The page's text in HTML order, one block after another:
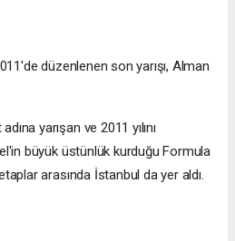
düzenlenen son yarışı, Alman
yarışan ve 2011 yılını
büyük üstünlük kurduğu Formula
arasında İstanbul da yer aldı.